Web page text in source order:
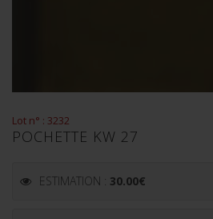
Lot n° : 3232
POCHETTE KW 27
ESTIMATION : 30.00€